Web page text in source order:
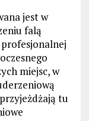
jest w
falą
miejsc, w
tu